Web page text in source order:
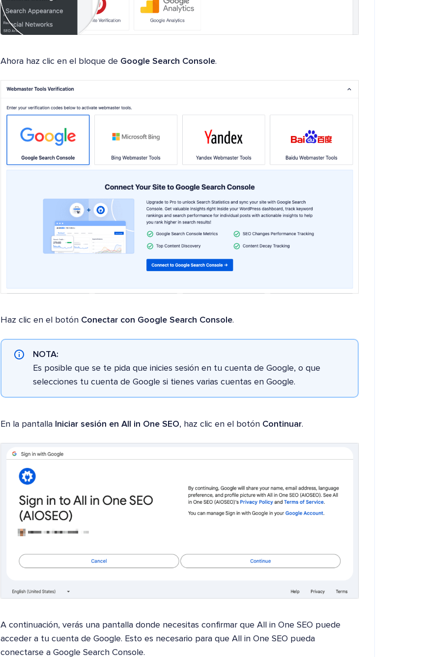
Ahora haz clic en el bloque de Google Search Console.
Haz clic en el botón Conectar con Google Search Console.
NOTA:
Es posible que se te pida que inicies sesión en tu cuenta de Google, o que
selecciones tu cuenta de Google si tienes varias cuentas en Google.
En la pantalla Iniciar sesión en All in One SEO, haz clic en el botón Continuar.
A continuación, verás una pantalla donde necesitas confirmar que All in One SEO puede
acceder a tu cuenta de Google. Esto es necesario para que All in One SEO pueda
conectarse a Google Search Console.